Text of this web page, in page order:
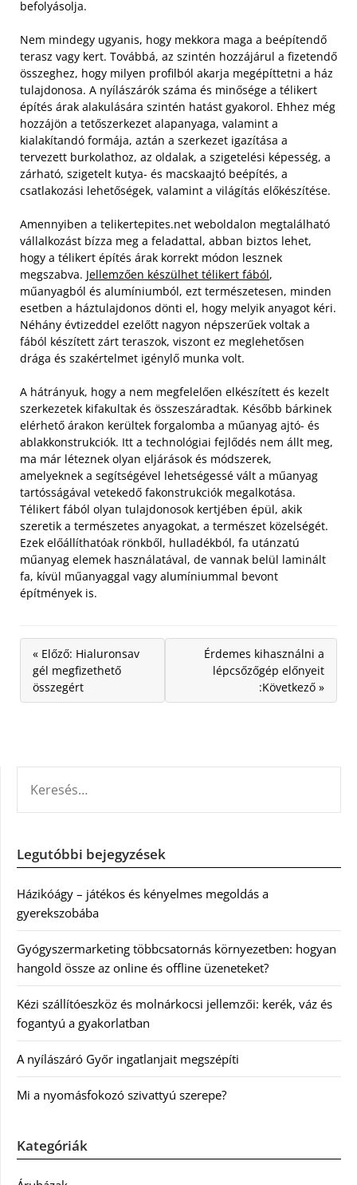
befolyásolja.
Nem mindegy ugyanis, hogy mekkora maga a beépítendő
terasz vagy kert. Továbbá, az szintén hozzájárul a fizetendő
összeghez, hogy milyen profilból akarja megépíttetni a ház
tulajdonosa. A nyílászárók száma és minősége a télikert
építés árak alakulására szintén hatást gyakorol. Ehhez még
hozzájön a tetőszerkezet alapanyaga, valamint a
kialakítandó formája, aztán a szerkezet igazítása a
tervezett burkolathoz, az oldalak, a szigetelési képesség, a
zárható, szigetelt kutya- és macskaajtó beépítés, a
csatlakozási lehetőségek, valamint a világítás előkészítése.
Amennyiben a telikertepites.net weboldalon megtalálható
vállalkozást bízza meg a feladattal, abban biztos lehet,
hogy a télikert építés árak korrekt módon lesznek
megszabva. Jellemzően készülhet télikert fából,
műanyagból és alumíniumból, ezt természetesen, minden
esetben a háztulajdonos dönti el, hogy melyik anyagot kéri.
Néhány évtizeddel ezelőtt nagyon népszerűek voltak a
fából készített zárt teraszok, viszont ez meglehetősen
drága és szakértelmet igénylő munka volt.
A hátrányuk, hogy a nem megfelelően elkészített és kezelt
szerkezetek kifakultak és összeszáradtak. Később bárkinek
elérhető árakon kerültek forgalomba a műanyag ajtó- és
ablakkonstrukciók. Itt a technológiai fejlődés nem állt meg,
ma már léteznek olyan eljárások és módszerek,
amelyeknek a segítségével lehetségessé vált a műanyag
tartósságával vetekedő fakonstrukciók megalkotása.
Télikert fából olyan tulajdonosok kertjében épül, akik
szeretik a természetes anyagokat, a természet közelségét.
Ezek előállíthatóak rönkből, hulladékból, fa utánzatú
műanyag elemek használatával, de vannak belül laminált
fa, kívül műanyaggal vagy alumíniummal bevont
építmények is.
« Előző: Hialuronsav
gél megfizethető
összegért
Érdemes kihasználni a
lépcsőzőgép előnyeit
:Következő »
Legutóbbi bejegyzések
Házikóágy – játékos és kényelmes megoldás a
gyerekszobába
Gyógyszermarketing többcsatornás környezetben: hogyan
hangold össze az online és offline üzeneteket?
Kézi szállítóeszköz és molnárkocsi jellemzői: kerék, váz és
fogantyú a gyakorlatban
A nyílászáró Győr ingatlanjait megszépíti
Mi a nyomásfokozó szivattyú szerepe?
Kategóriák